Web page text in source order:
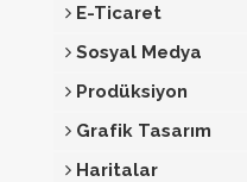
E-Ticaret
Sosyal Medya
Prodüksiyon
Grafik Tasarım
Haritalar